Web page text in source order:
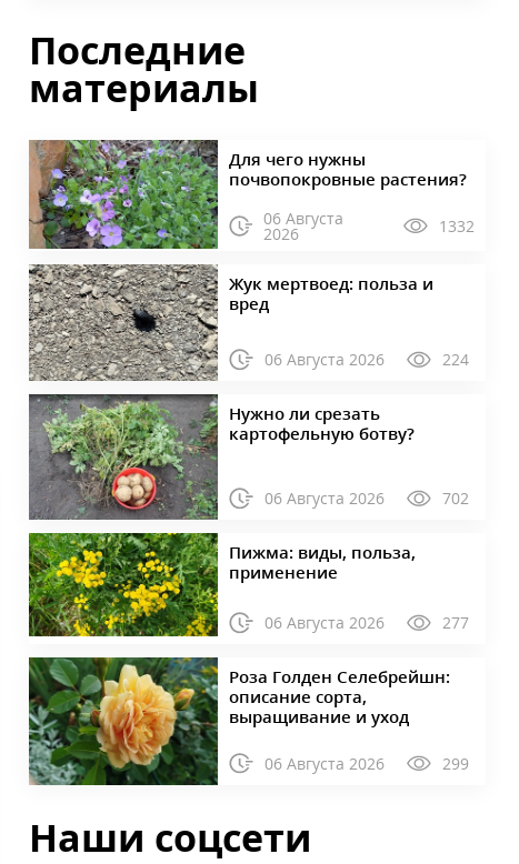
Последние
материалы
Для чего нужны
почвопокровные растения?
06 Августа
2026 1332
Жук мертвоед: польза и
вред
06 Августа 2026 224
Нужно ли срезать
картофельную ботву?
06 Августа 2026 702
Пижма: виды, польза,
применение
06 Августа 2026 277
Роза Голден Селебрейшн:
описание сорта,
выращивание и уход
06 Августа 2026 299
Наши соцсети